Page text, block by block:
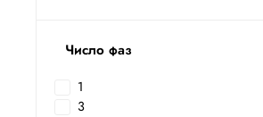
Число фаз
1
3